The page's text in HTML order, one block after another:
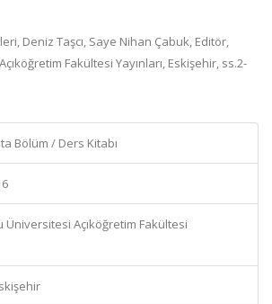
Deniz Taşcı, Saye Nihan Çabuk, Editör,
Fakültesi Yayınları, Eskişehir, ss.2-
Bölüm / Ders Kitabı
Üniversitesi Açıköğretim Fakültesi